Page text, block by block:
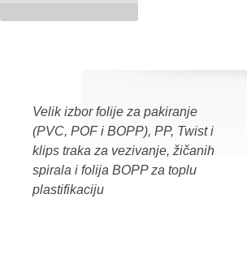
Velik izbor folije za pakiranje
(PVC, POF i BOPP), PP, Twist i
klips traka za vezivanje, žičanih
spirala i folija BOPP za toplu
plastifikaciju